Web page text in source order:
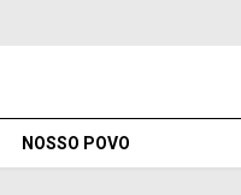
NOSSO POVO